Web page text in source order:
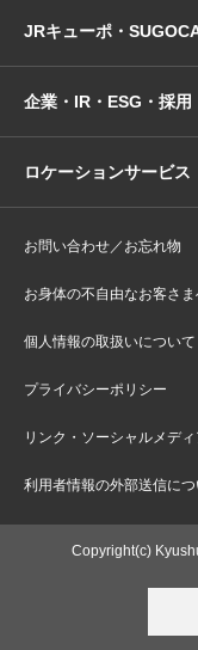
JRキューポ・
企業・IR・ESG・採用
ロケーションサービス
お問い合わせ／お忘れ物
お身体の不自由なお客さ
個人情報の取扱いについて
プライバシーポリシー
リンク・ソーシャルメデ
利用者情報の外部送信につ
Copyright(c)